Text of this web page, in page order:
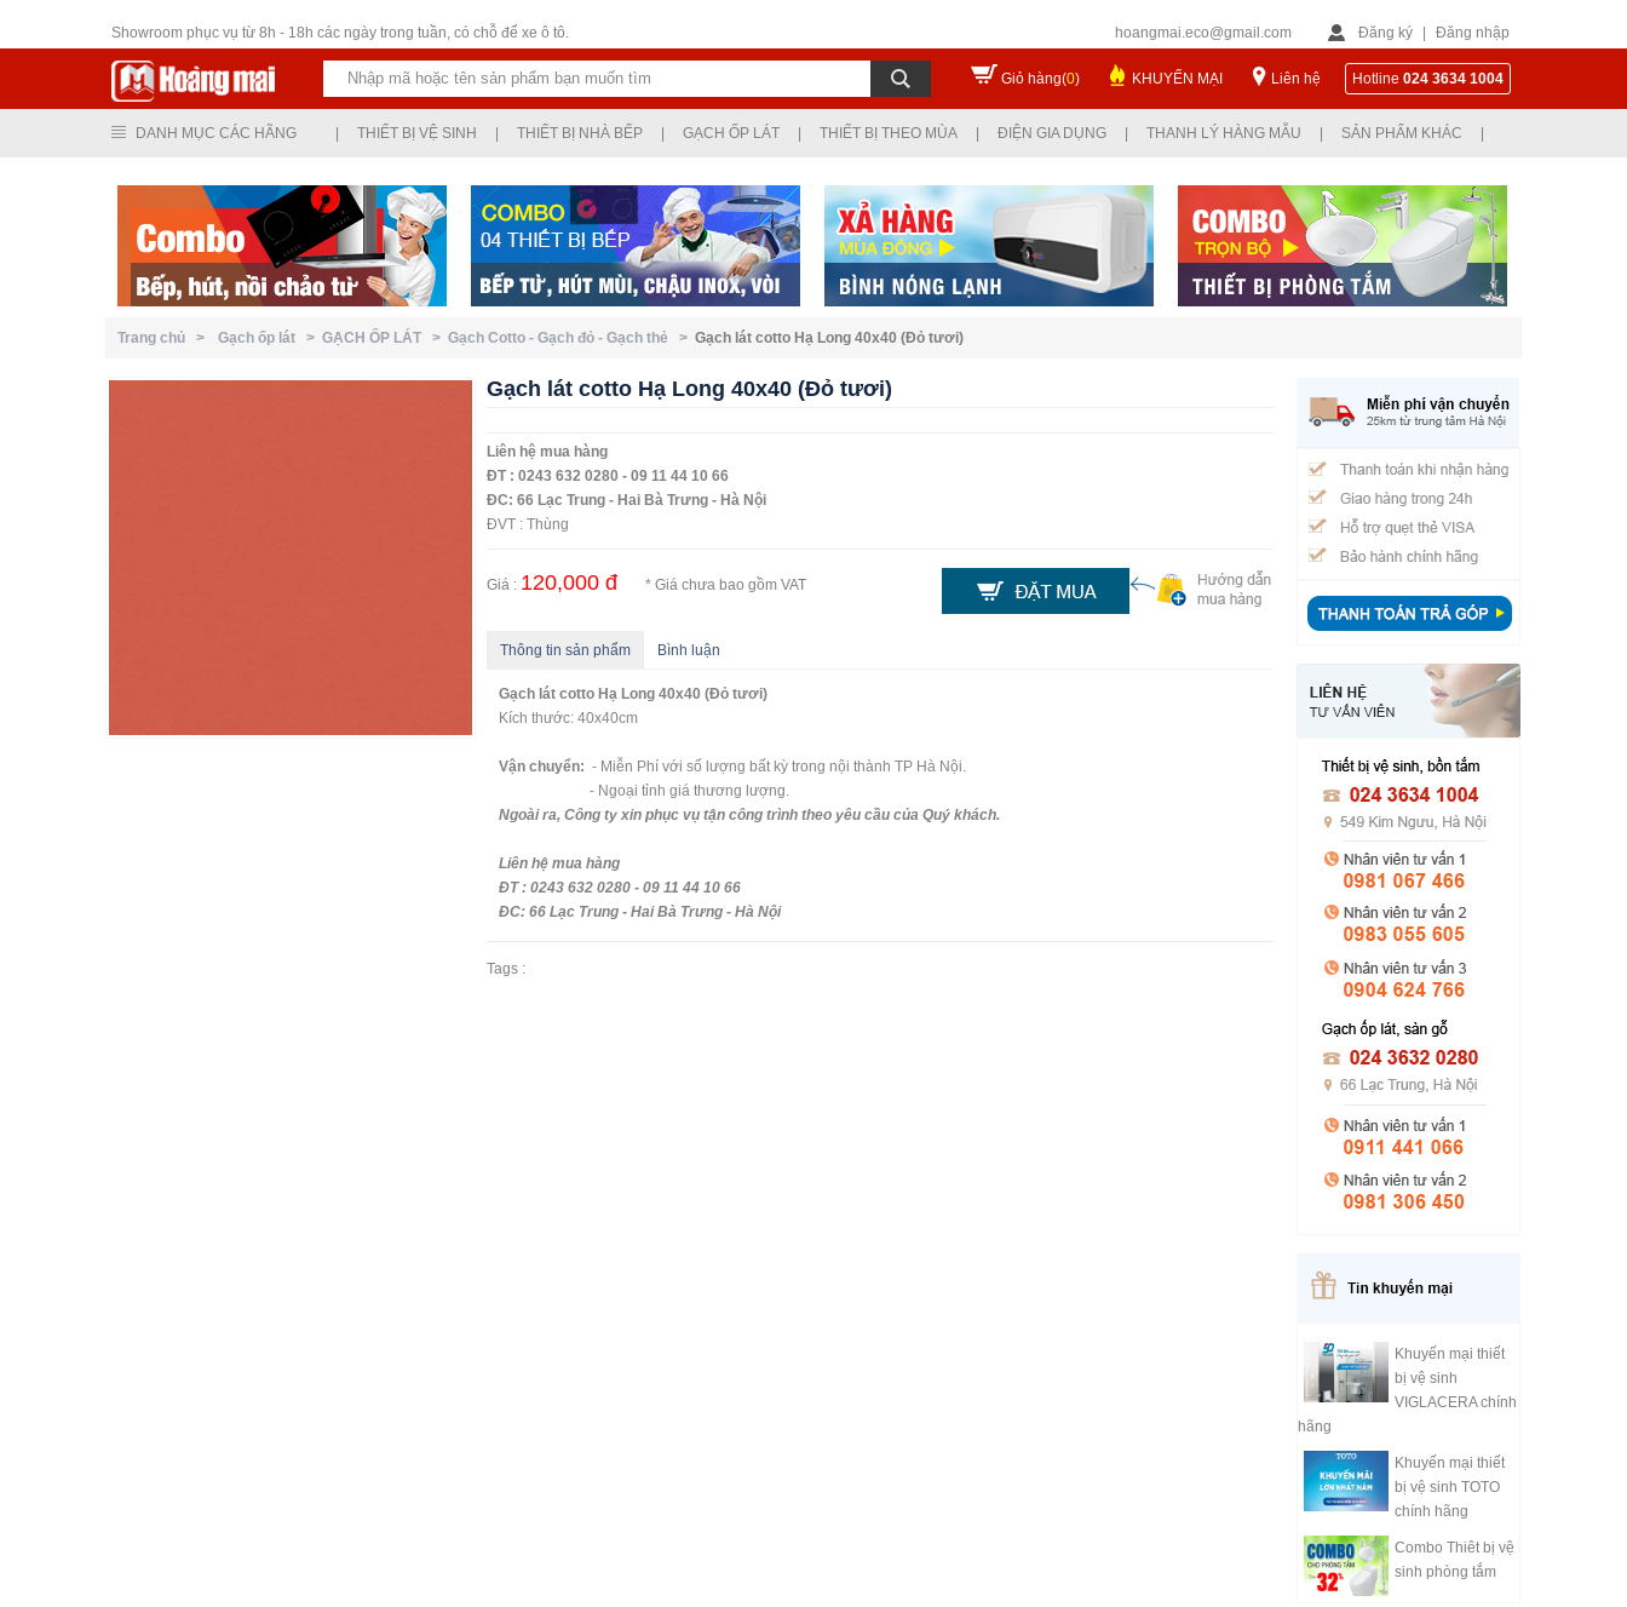
Showroom phục vụ từ 8h - 18h các ngày trong tuần, có chỗ để xe ô tô.
hoangmai.eco@gmail.com Đăng ký Đăng nhập
Giỏ hàng(0) KHUYẾN MẠI Liên hệ Hotline 024 3634 1004
DANH MỤC CÁC HÃNG THIẾT BỊ VỆ SINH THIẾT BỊ NHÀ BẾP GẠCH ỐP LÁT THIẾT BỊ THEO MÙA ĐIỆN GIA DỤNG THANH LÝ HÀNG MẪU SẢN PHẨM KHÁC
Trang chủ > Gạch ốp lát > GẠCH ỐP LÁT > Gạch Cotto - Gạch đỏ - Gạch thẻ > Gạch lát cotto Hạ Long 40x40 (Đỏ tươi)
Gạch lát cotto Hạ Long 40x40 (Đỏ tươi)
Liên hệ mua hàng
ĐT : 0243 632 0280 - 09 11 44 10 66
ĐC: 66 Lạc Trung - Hai Bà Trưng - Hà Nội
ĐVT : Thùng
Giá : 120,000 đ * Giá chưa bao gồm VAT
Thông tin sản phẩm Bình luận
Gạch lát cotto Hạ Long 40x40 (Đỏ tươi)
Kích thước: 40x40cm
Vận chuyển: - Miễn Phí với số lượng bất kỳ trong nội thành TP Hà Nội.
- Ngoại tỉnh giá thương lượng.
Ngoài ra, Công ty xin phục vụ tận công trình theo yêu cầu của Quý khách.
Liên hệ mua hàng
ĐT : 0243 632 0280 - 09 11 44 10 66
ĐC: 66 Lạc Trung - Hai Bà Trưng - Hà Nội
Tags :
Khuyến mại thiết
bị vệ sinh
VIGLACERA chính
hãng
Khuyến mại thiết
bị vệ sinh TOTO
chính hãng
Combo Thiêt bị vệ
sinh phòng tắm